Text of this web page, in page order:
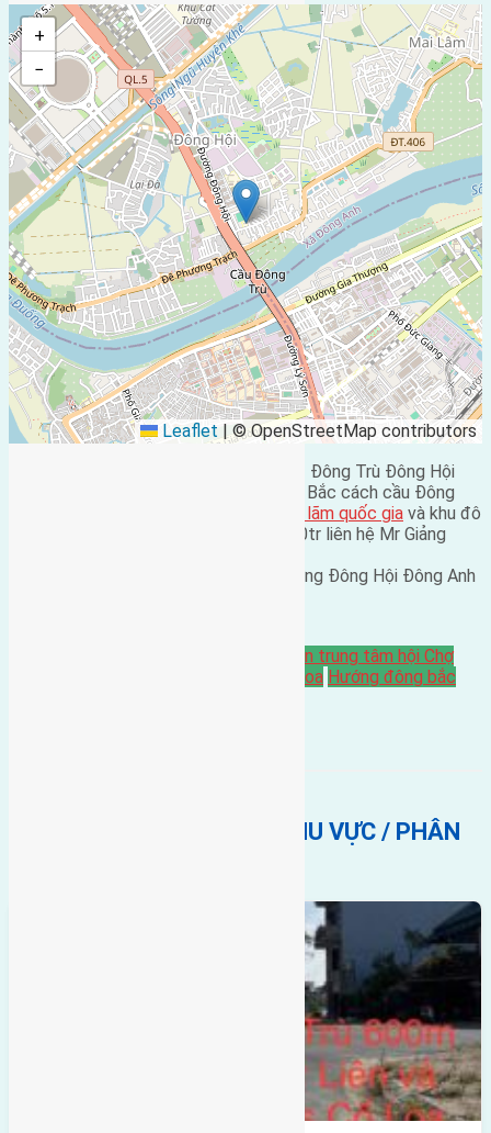
+
−
Leaflet | © OpenStreetMap contributors
Cần bán 80m2(6,66×12) đất dịch vụ X2 Đông Trù Đông Hội
đường rộng 6m vỉa hè 5m hướng Đông Bắc cách cầu Đông
trung tâm hội chợ triển lãm quốc gia và khu đô
thị mới Vinhomes Cổ Loa 600m Giá 150tr liên hệ Mr Giảng
Văn phòng nhà đất Hồng Hà số 73 đường Đông Hội Đông Anh
gần trung tâm hội Chợ
gần Vinhomes Cổ Loa Hướng đông bắc
BẤT ĐỘNG SẢN CÙNG KHU VỰC / PHÂN